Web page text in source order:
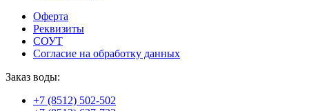
Оферта
Реквизиты
СОУТ
Согласие на обработку данных
Заказ воды:
+7 (8512) 502-502